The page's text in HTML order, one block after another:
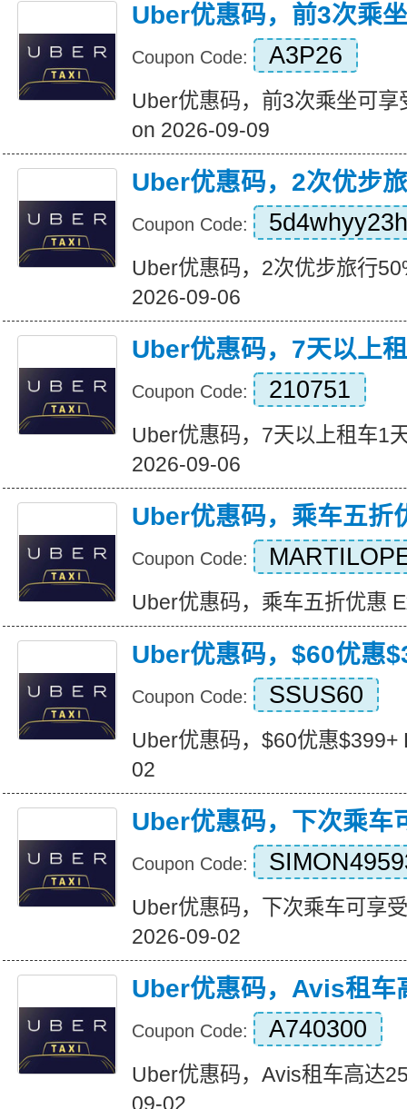
Uber优惠码，前3次乘
Coupon Code: A3P26
Uber优惠码，前3次乘坐可
on 2026-09-09
Uber优惠码，2次优步
Coupon Code:
Uber优惠码，2次优步旅行
2026-09-06
Uber优惠码，7天以上
Coupon Code: 210751
Uber优惠码，7天以上租车1
2026-09-06
Uber优惠码，乘车五折
Coupon Code:
Uber优惠码，乘车五折优惠
Uber优惠码，$60优惠
Coupon Code: SSUS60
Uber优惠码，$60优惠
02
Uber优惠码，下次乘车
Coupon Code:
Uber优惠码，下次乘车可享
2026-09-02
Uber优惠码，Avis租车
Coupon Code: A740300
Uber优惠码，Avis租车高达
09-02